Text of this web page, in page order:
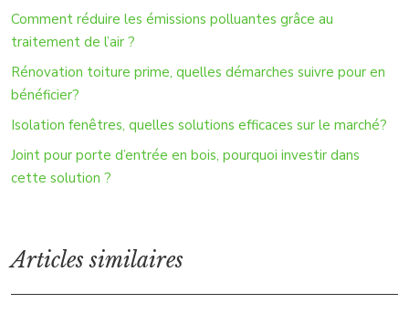
Comment réduire les émissions polluantes grâce au
traitement de l’air ?
Rénovation toiture prime, quelles démarches suivre pour en
bénéficier?
Isolation fenêtres, quelles solutions efficaces sur le marché?
Joint pour porte d’entrée en bois, pourquoi investir dans
cette solution ?
Articles similaires